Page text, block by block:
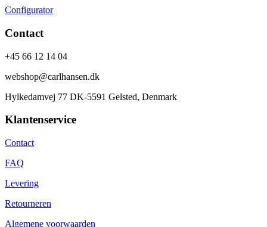
Configurator
Contact
+45 66 12 14 04
webshop@carlhansen.dk
Hylkedamvej 77 DK-5591 Gelsted, Denmark
Klantenservice
Contact
FAQ
Levering
Retourneren
Algemene voorwaarden